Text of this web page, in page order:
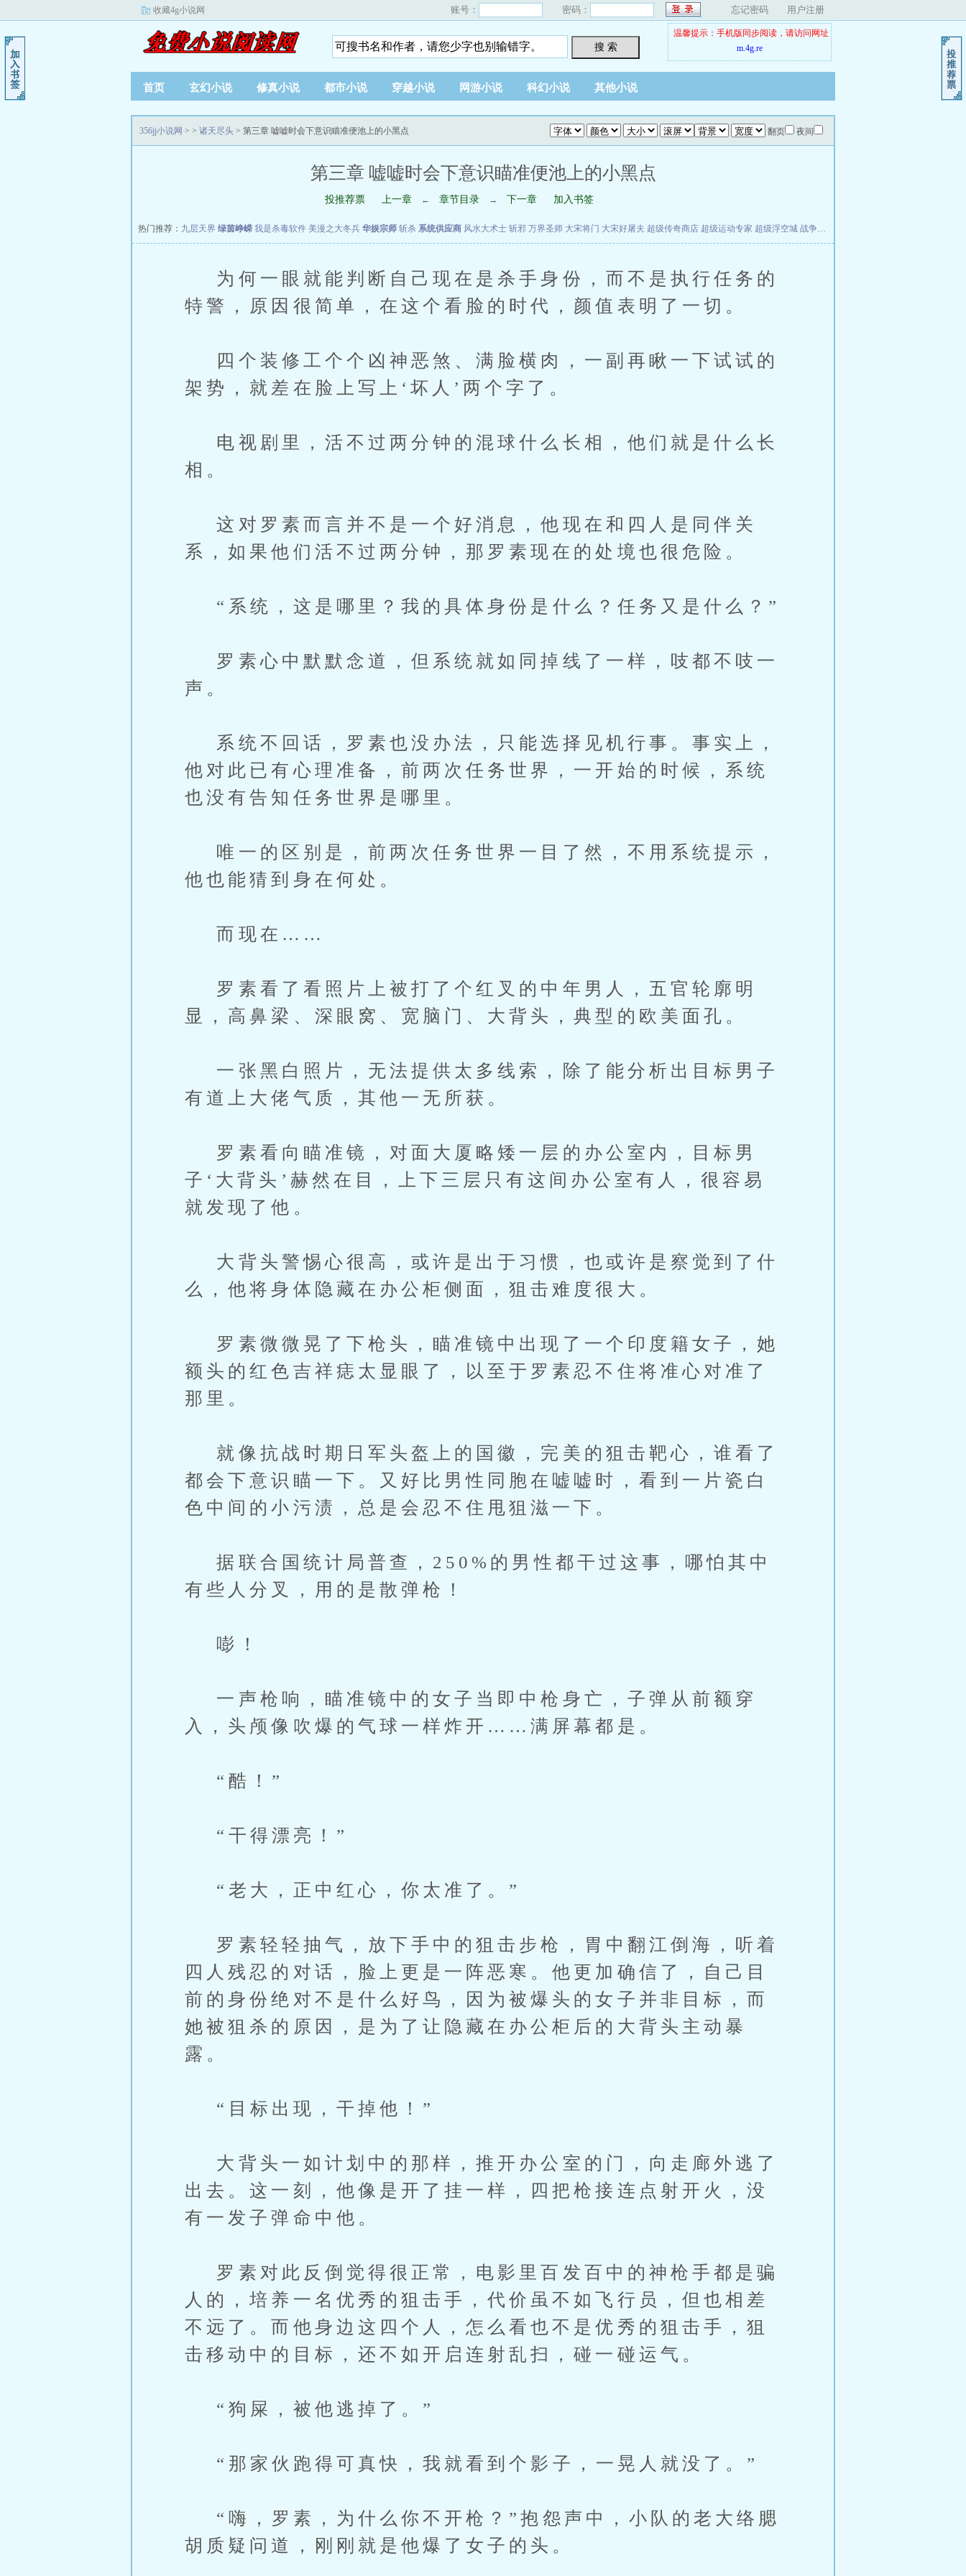
收藏4g小说网 账号： 密码： 忘记密码 用户注册
搜 索
温馨提示：手机版同步阅读，请访问网址
m.4g.re
首页 玄幻小说 修真小说 都市小说 穿越小说 网游小说 科幻小说 其他小说
翻页 夜间
356jj小说网 > > 诸天尽头 > 第三章 嘘嘘时会下意识瞄准便池上的小黑点
第三章 嘘嘘时会下意识瞄准便池上的小黑点
投推荐票 上一章 ← 章节目录 → 下一章 加入书签
热门推荐： 九层天界 绿茵峥嵘 我是杀毒软件 美漫之大冬兵 华娱宗师 斩杀 系统供应商 风水大术士 斩邪 万界圣师 大宋将门 大宋好屠夫 超级传奇商店 超级运动专家 超级浮空城 战争天堂
为何一眼就能判断自己现在是杀手身份，而不是执行任务的
特警，原因很简单，在这个看脸的时代，颜值表明了一切。
四个装修工个个凶神恶煞、满脸横肉，一副再瞅一下试试的
架势，就差在脸上写上‘坏人’两个字了。
电视剧里，活不过两分钟的混球什么长相，他们就是什么长
相。
这对罗素而言并不是一个好消息，他现在和四人是同伴关
系，如果他们活不过两分钟，那罗素现在的处境也很危险。
“系统，这是哪里？我的具体身份是什么？任务又是什么？”
罗素心中默默念道，但系统就如同掉线了一样，吱都不吱一
声。
系统不回话，罗素也没办法，只能选择见机行事。事实上，
他对此已有心理准备，前两次任务世界，一开始的时候，系统
也没有告知任务世界是哪里。
唯一的区别是，前两次任务世界一目了然，不用系统提示，
他也能猜到身在何处。
而现在……
罗素看了看照片上被打了个红叉的中年男人，五官轮廓明
显，高鼻梁、深眼窝、宽脑门、大背头，典型的欧美面孔。
一张黑白照片，无法提供太多线索，除了能分析出目标男子
有道上大佬气质，其他一无所获。
罗素看向瞄准镜，对面大厦略矮一层的办公室内，目标男
子‘大背头’赫然在目，上下三层只有这间办公室有人，很容易
就发现了他。
大背头警惕心很高，或许是出于习惯，也或许是察觉到了什
么，他将身体隐藏在办公柜侧面，狙击难度很大。
罗素微微晃了下枪头，瞄准镜中出现了一个印度籍女子，她
额头的红色吉祥痣太显眼了，以至于罗素忍不住将准心对准了
那里。
就像抗战时期日军头盔上的国徽，完美的狙击靶心，谁看了
都会下意识瞄一下。又好比男性同胞在嘘嘘时，看到一片瓷白
色中间的小污渍，总是会忍不住甩狙滋一下。
据联合国统计局普查，250%的男性都干过这事，哪怕其中
有些人分叉，用的是散弹枪！
嘭！
一声枪响，瞄准镜中的女子当即中枪身亡，子弹从前额穿
入，头颅像吹爆的气球一样炸开……满屏幕都是。
“酷！”
“干得漂亮！”
“老大，正中红心，你太准了。”
罗素轻轻抽气，放下手中的狙击步枪，胃中翻江倒海，听着
四人残忍的对话，脸上更是一阵恶寒。他更加确信了，自己目
前的身份绝对不是什么好鸟，因为被爆头的女子并非目标，而
她被狙杀的原因，是为了让隐藏在办公柜后的大背头主动暴
露。
“目标出现，干掉他！”
大背头一如计划中的那样，推开办公室的门，向走廊外逃了
出去。这一刻，他像是开了挂一样，四把枪接连点射开火，没
有一发子弹命中他。
罗素对此反倒觉得很正常，电影里百发百中的神枪手都是骗
人的，培养一名优秀的狙击手，代价虽不如飞行员，但也相差
不远了。而他身边这四个人，怎么看也不是优秀的狙击手，狙
击移动中的目标，还不如开启连射乱扫，碰一碰运气。
“狗屎，被他逃掉了。”
“那家伙跑得可真快，我就看到个影子，一晃人就没了。”
“嗨，罗素，为什么你不开枪？”抱怨声中，小队的老大络腮
胡质疑问道，刚刚就是他爆了女子的头。